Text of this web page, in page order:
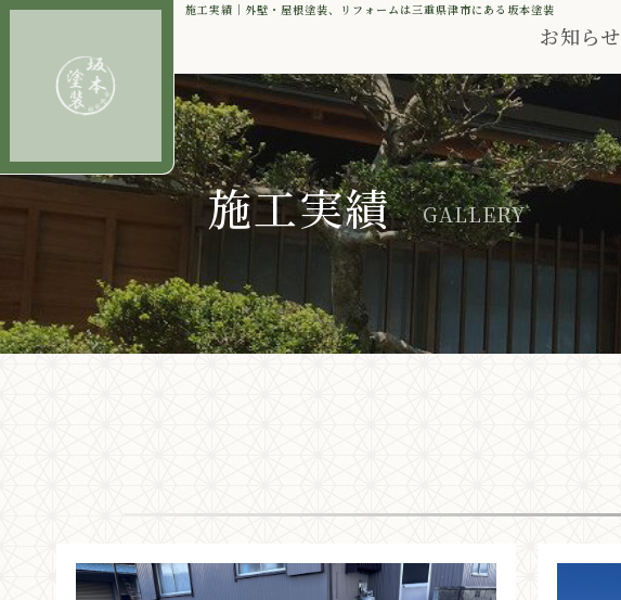
施工実績｜外壁・屋根塗装、リフォームは三重県津市にある坂本塗装
お知らせ
施工実績 GALLERY